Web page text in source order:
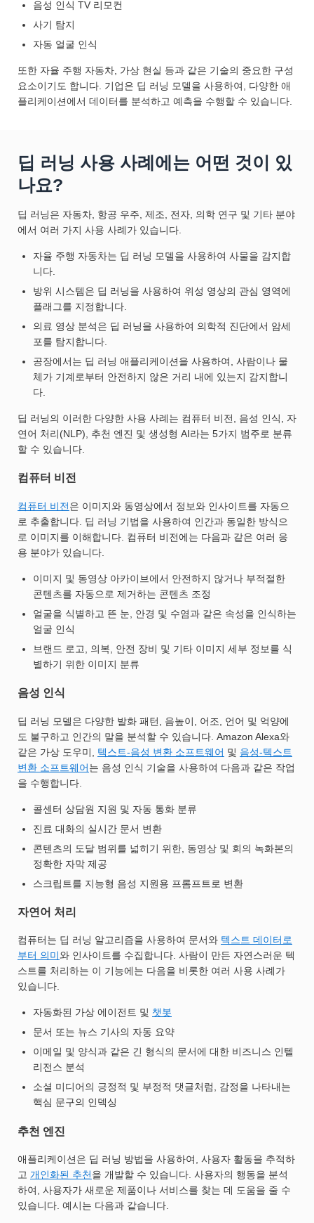
음성 인식 TV 리모컨
사기 탐지
자동 얼굴 인식
또한 자율 주행 자동차, 가상 현실 등과 같은 기술의 중요한 구성
요소이기도 합니다. 기업은 딥 러닝 모델을 사용하여, 다양한 애
플리케이션에서 데이터를 분석하고 예측을 수행할 수 있습니다.
딥 러닝 사용 사례에는 어떤 것이 있
나요?
딥 러닝은 자동차, 항공 우주, 제조, 전자, 의학 연구 및 기타 분야
에서 여러 가지 사용 사례가 있습니다.
자율 주행 자동차는 딥 러닝 모델을 사용하여 사물을 감지합
니다.
방위 시스템은 딥 러닝을 사용하여 위성 영상의 관심 영역에
플래그를 지정합니다.
의료 영상 분석은 딥 러닝을 사용하여 의학적 진단에서 암세
포를 탐지합니다.
공장에서는 딥 러닝 애플리케이션을 사용하여, 사람이나 물
체가 기계로부터 안전하지 않은 거리 내에 있는지 감지합니
다.
딥 러닝의 이러한 다양한 사용 사례는 컴퓨터 비전, 음성 인식, 자
연어 처리(NLP), 추천 엔진 및 생성형 AI라는 5가지 범주로 분류
할 수 있습니다.
컴퓨터 비전
컴퓨터 비전은 이미지와 동영상에서 정보와 인사이트를 자동으
로 추출합니다. 딥 러닝 기법을 사용하여 인간과 동일한 방식으
로 이미지를 이해합니다. 컴퓨터 비전에는 다음과 같은 여러 응
용 분야가 있습니다.
이미지 및 동영상 아카이브에서 안전하지 않거나 부적절한
콘텐츠를 자동으로 제거하는 콘텐츠 조정
얼굴을 식별하고 뜬 눈, 안경 및 수염과 같은 속성을 인식하는
얼굴 인식
브랜드 로고, 의복, 안전 장비 및 기타 이미지 세부 정보를 식
별하기 위한 이미지 분류
음성 인식
딥 러닝 모델은 다양한 발화 패턴, 음높이, 어조, 언어 및 억양에
도 불구하고 인간의 말을 분석할 수 있습니다. Amazon Alexa와
같은 가상 도우미, 텍스트-음성 변환 소프트웨어 및 음성-텍스트
변환 소프트웨어는 음성 인식 기술을 사용하여 다음과 같은 작업
을 수행합니다.
콜센터 상담원 지원 및 자동 통화 분류
진료 대화의 실시간 문서 변환
콘텐츠의 도달 범위를 넓히기 위한, 동영상 및 회의 녹화본의
정확한 자막 제공
스크립트를 지능형 음성 지원용 프롬프트로 변환
자연어 처리
컴퓨터는 딥 러닝 알고리즘을 사용하여 문서와 텍스트 데이터로
부터 의미와 인사이트를 수집합니다. 사람이 만든 자연스러운 텍
스트를 처리하는 이 기능에는 다음을 비롯한 여러 사용 사례가
있습니다.
자동화된 가상 에이전트 및 챗봇
문서 또는 뉴스 기사의 자동 요약
이메일 및 양식과 같은 긴 형식의 문서에 대한 비즈니스 인텔
리전스 분석
소셜 미디어의 긍정적 및 부정적 댓글처럼, 감정을 나타내는
핵심 문구의 인덱싱
추천 엔진
애플리케이션은 딥 러닝 방법을 사용하여, 사용자 활동을 추적하
고 개인화된 추천을 개발할 수 있습니다. 사용자의 행동을 분석
하여, 사용자가 새로운 제품이나 서비스를 찾는 데 도움을 줄 수
있습니다. 예시는 다음과 같습니다.